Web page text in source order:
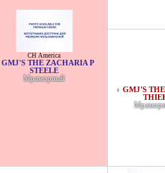
CH America
GMJ'S THE ZACHARIA P
STEELE
Мраморный
♀ GMJ'S